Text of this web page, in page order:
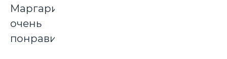
Маргарита»,
очень
понравился.